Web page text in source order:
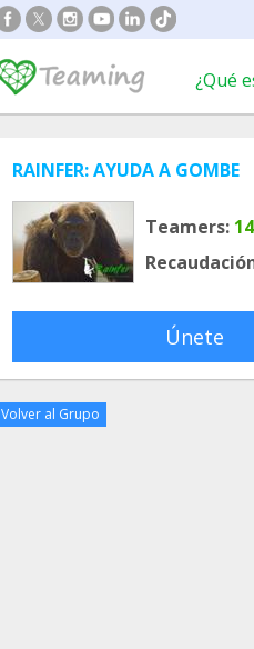
¿Qué
RAINFER: AYUDA A GOMBE
Teamers:
Únete
Volver al Grupo